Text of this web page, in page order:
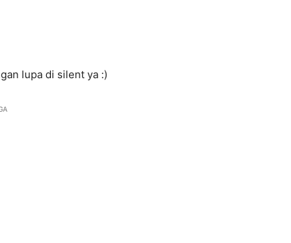
lupa di silent ya :)